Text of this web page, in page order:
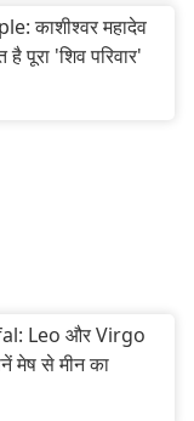
काशीश्वर महादेव
पूरा 'शिव परिवार'
Leo और Virgo
मेष से मीन का